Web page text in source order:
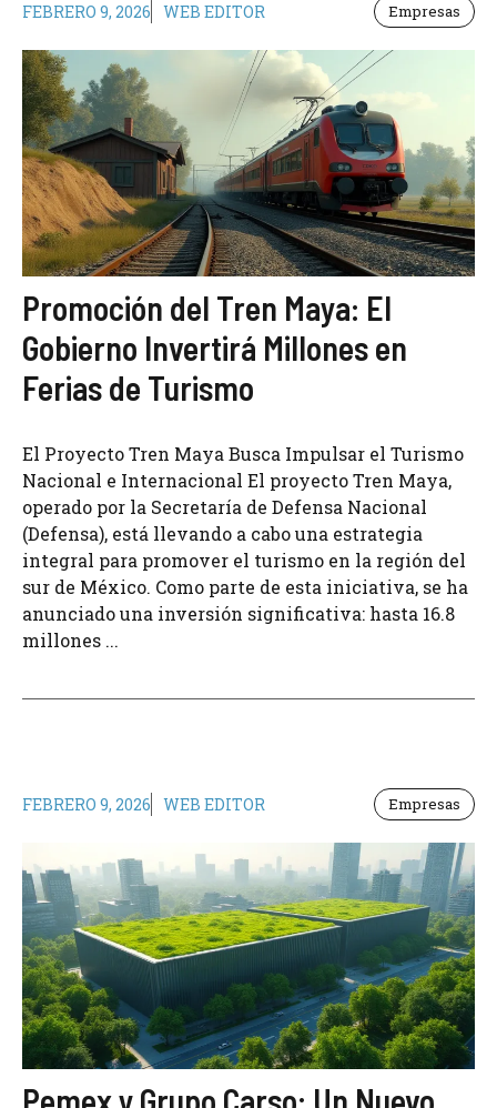
FEBRERO 9, 2026 WEB EDITOR Empresas
Promoción del Tren Maya: El
Gobierno Invertirá Millones en
Ferias de Turismo
El Proyecto Tren Maya Busca Impulsar el Turismo
Nacional e Internacional El proyecto Tren Maya,
operado por la Secretaría de Defensa Nacional
(Defensa), está llevando a cabo una estrategia
integral para promover el turismo en la región del
sur de México. Como parte de esta iniciativa, se ha
anunciado una inversión significativa: hasta 16.8
millones ...
FEBRERO 9, 2026 WEB EDITOR Empresas